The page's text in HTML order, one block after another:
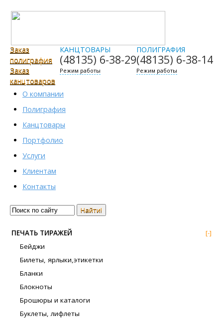
ПОЛИГРАФИЯ
(48135) 6-38-14
Режим работы
КАНЦТОВАРЫ
(48135) 6-38-29
Режим работы
Заказ
полиграфия
Заказ
канцтоваров
О компании
Полиграфия
Канцтовары
Портфолио
Услуги
Клиентам
Контакты
Найти!
ПЕЧАТЬ ТИРАЖЕЙ
[-]
Бейджи
Билеты, ярлыки,этикетки
Бланки
Блокноты
Брошюры и каталоги
Буклеты, лифлеты